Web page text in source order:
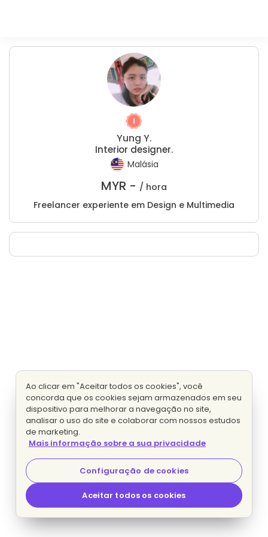
Yung Y.
Interior designer.
Malásia
MYR - / hora
Freelancer experiente em Design e Multimedia
Ao clicar em "Aceitar todos os cookies", você
concorda que os cookies sejam armazenados em seu
dispositivo para melhorar a navegação no site,
analisar o uso do site e colaborar com nossos estudos
de marketing.
Mais informação sobre a sua privacidade
Configuração de cookies
Aceitar todos os cookies